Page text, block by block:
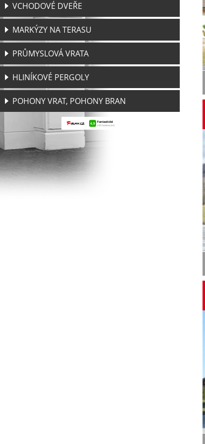
VCHODOVÉ DVEŘE
MARKÝZY NA TERASU
PRŮMYSLOVÁ VRATA
HLINÍKOVÉ PERGOLY
POHONY VRAT, POHONY BRAN